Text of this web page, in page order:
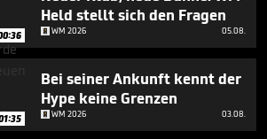
Held stellt sich den Fragen
WM 2026 05.08.
Bei seiner Ankunft kennt der
Hype keine Grenzen
WM 2026 03.08.